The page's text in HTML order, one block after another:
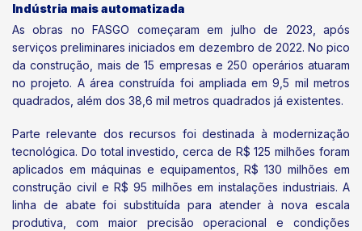
Indústria mais automatizada
As obras no FASGO começaram em julho de 2023, após
serviços preliminares iniciados em dezembro de 2022. No pico
da construção, mais de 15 empresas e 250 operários atuaram
no projeto. A área construída foi ampliada em 9,5 mil metros
quadrados, além dos 38,6 mil metros quadrados já existentes.
Parte relevante dos recursos foi destinada à modernização
tecnológica. Do total investido, cerca de R$ 125 milhões foram
aplicados em máquinas e equipamentos, R$ 130 milhões em
construção civil e R$ 95 milhões em instalações industriais. A
linha de abate foi substituída para atender à nova escala
produtiva, com maior precisão operacional e condições